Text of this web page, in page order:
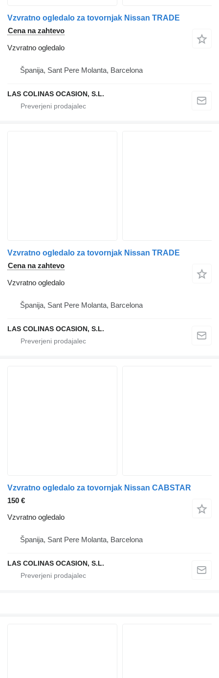
Vzvratno ogledalo za tovornjak Nissan TRADE
Cena na zahtevo
Vzvratno ogledalo
Španija, Sant Pere Molanta, Barcelona
LAS COLINAS OCASION, S.L.
Vzvratno ogledalo za tovornjak Nissan TRADE
Cena na zahtevo
Vzvratno ogledalo
Španija, Sant Pere Molanta, Barcelona
LAS COLINAS OCASION, S.L.
Vzvratno ogledalo za tovornjak Nissan CABSTAR
150 €
Vzvratno ogledalo
Španija, Sant Pere Molanta, Barcelona
LAS COLINAS OCASION, S.L.